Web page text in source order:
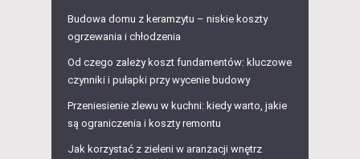
Budowa domu z keramzytu – niskie koszty
ogrzewania i chłodzenia
Od czego zależy koszt fundamentów: kluczowe
czynniki i pułapki przy wycenie budowy
Przeniesienie zlewu w kuchni: kiedy warto, jakie
są ograniczenia i koszty remontu
Jak korzystać z zieleni w aranżacji wnętrz